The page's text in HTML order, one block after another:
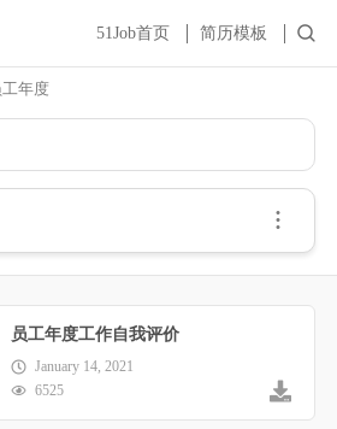
51Job首页 简历模板
工年度
员工年度工作自我评价
January 14, 2021
6525